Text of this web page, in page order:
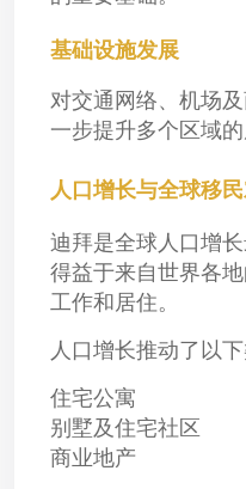
基础设施发展
对交通网络、机场
一步提升多个区域的
人口增长与全球移
迪拜是全球人口增
得益于来自世界各
工作和居住。
人口增长推动了以
住宅公寓
别墅及住宅社区
商业地产